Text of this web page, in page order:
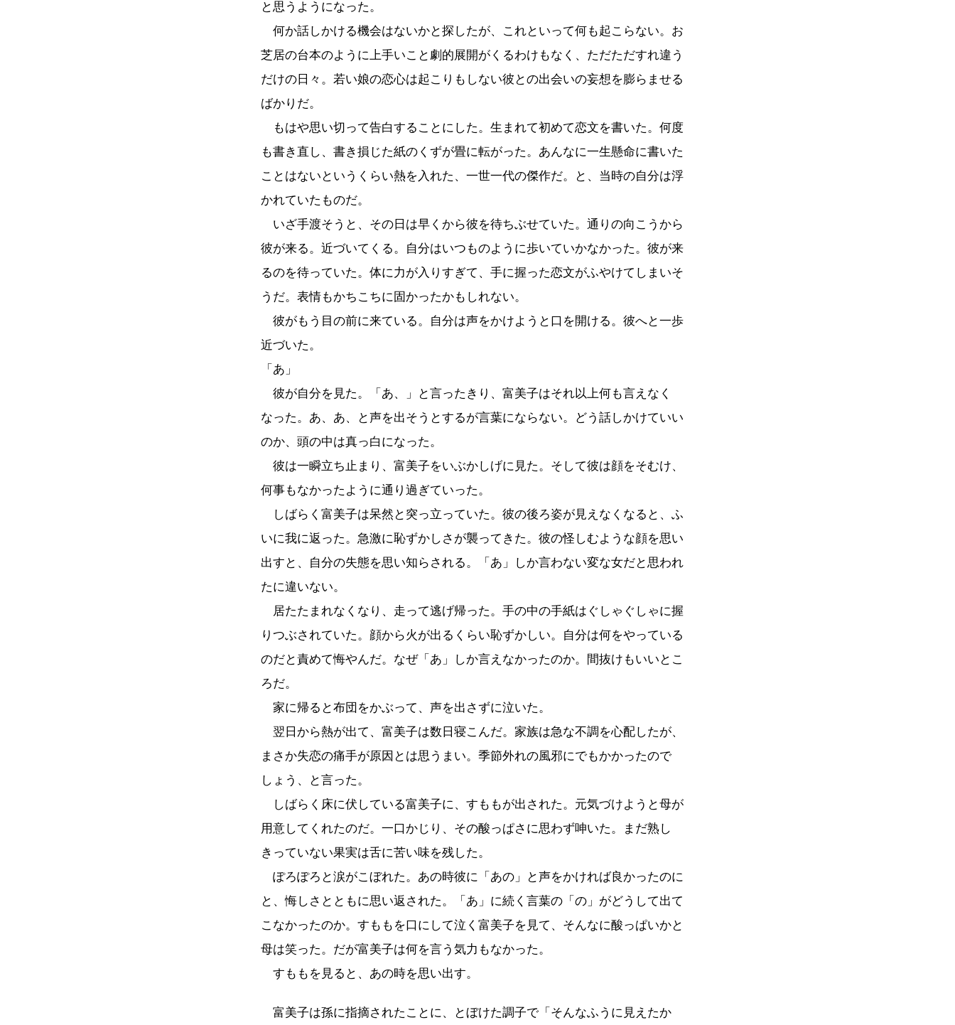
と思うようになった。
何か話しかける機会はないかと探したが、これといって何も起こらない。お
芝居の台本のように上手いこと劇的展開がくるわけもなく、ただただすれ違う
だけの日々。若い娘の恋心は起こりもしない彼との出会いの妄想を膨らませる
ばかりだ。
もはや思い切って告白することにした。生まれて初めて恋文を書いた。何度
も書き直し、書き損じた紙のくずが畳に転がった。あんなに一生懸命に書いた
ことはないというくらい熱を入れた、一世一代の傑作だ。と、当時の自分は浮
かれていたものだ。
いざ手渡そうと、その日は早くから彼を待ちぶせていた。通りの向こうから
彼が来る。近づいてくる。自分はいつものように歩いていかなかった。彼が来
るのを待っていた。体に力が入りすぎて、手に握った恋文がふやけてしまいそ
うだ。表情もかちこちに固かったかもしれない。
彼がもう目の前に来ている。自分は声をかけようと口を開ける。彼へと一歩
近づいた。
「あ」
彼が自分を見た。「あ、」と言ったきり、富美子はそれ以上何も言えなく
なった。あ、あ、と声を出そうとするが言葉にならない。どう話しかけていい
のか、頭の中は真っ白になった。
彼は一瞬立ち止まり、富美子をいぶかしげに見た。そして彼は顔をそむけ、
何事もなかったように通り過ぎていった。
しばらく富美子は呆然と突っ立っていた。彼の後ろ姿が見えなくなると、ふ
いに我に返った。急激に恥ずかしさが襲ってきた。彼の怪しむような顔を思い
出すと、自分の失態を思い知らされる。「あ」しか言わない変な女だと思われ
たに違いない。
居たたまれなくなり、走って逃げ帰った。手の中の手紙はぐしゃぐしゃに握
りつぶされていた。顔から火が出るくらい恥ずかしい。自分は何をやっている
のだと責めて悔やんだ。なぜ「あ」しか言えなかったのか。間抜けもいいとこ
ろだ。
家に帰ると布団をかぶって、声を出さずに泣いた。
翌日から熱が出て、富美子は数日寝こんだ。家族は急な不調を心配したが、
まさか失恋の痛手が原因とは思うまい。季節外れの風邪にでもかかったので
しょう、と言った。
しばらく床に伏している富美子に、すももが出された。元気づけようと母が
用意してくれたのだ。一口かじり、その酸っぱさに思わず呻いた。まだ熟し
きっていない果実は舌に苦い味を残した。
ぽろぽろと涙がこぼれた。あの時彼に「あの」と声をかければ良かったのに
と、悔しさとともに思い返された。「あ」に続く言葉の「の」がどうして出て
こなかったのか。すももを口にして泣く富美子を見て、そんなに酸っぱいかと
母は笑った。だが富美子は何を言う気力もなかった。
すももを見ると、あの時を思い出す。
富美子は孫に指摘されたことに、とぼけた調子で「そんなふうに見えたか